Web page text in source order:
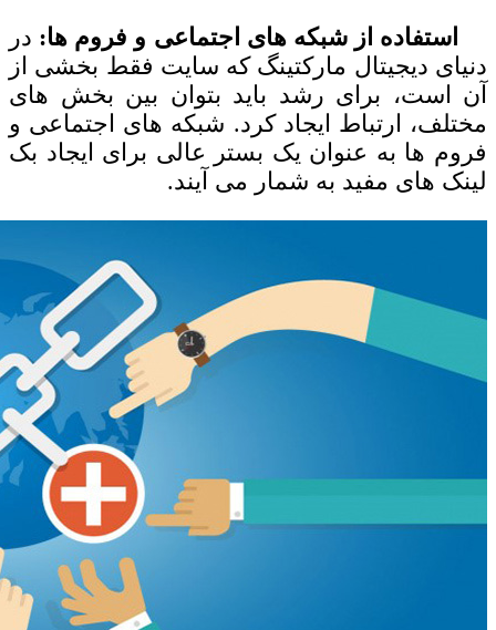
استفاده از شبکه های اجتماعی و فروم ها: در
دنیای دیجیتال مارکتینگ که سایت فقط بخشی از
آن است، برای رشد باید بتوان بین بخش های
مختلف، ارتباط ایجاد کرد. شبکه های اجتماعی و
فروم ها به عنوان یک بستر عالی برای ایجاد بک
لینک های مفید به شمار می آیند.